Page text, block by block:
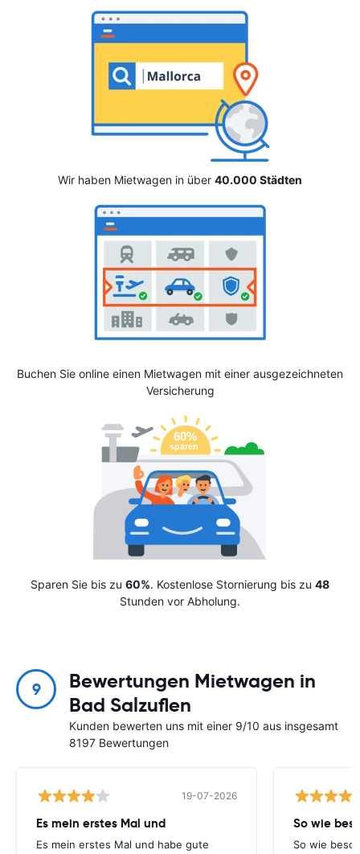
Wir haben Mietwagen in über 40.000 Städten
Buchen Sie online einen Mietwagen mit einer ausgezeichneten
Versicherung
Sparen Sie bis zu 60%. Kostenlose Stornierung bis zu 48
Stunden vor Abholung.
9
Bewertungen Mietwagen in
Bad Salzuflen
Kunden bewerten uns mit einer 9/10 aus insgesamt
8197 Bewertungen
19-07-2026
Es mein erstes Mal und
Es mein erstes Mal und habe gute
So wie
So wie